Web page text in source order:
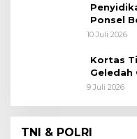
Ponsel
10 Juli 2026
Kortas
Geledah
9 Juli 2026
TNI & POLRI